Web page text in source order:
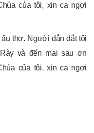
của tôi, xin ca ngợi
thơ. Người dẫn dắt tôi
và đến mai sau ơn
của tôi, xin ca ngợi